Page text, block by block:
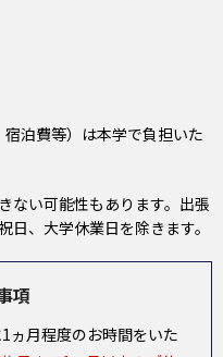
泊費等）は本学で負担いた
ない可能性もあります。出張
、大学休業日を除きます。
項
ヵ月程度のお時間をいた